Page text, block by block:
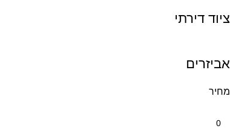
ציוד דירתי
אביזרים
מחיר